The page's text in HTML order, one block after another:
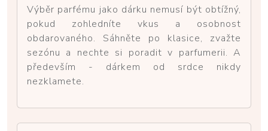
Výběr parfému jako dárku nemusí být obtížný,
pokud zohledníte vkus a osobnost
obdarovaného. Sáhněte po klasice, zvažte
sezónu a nechte si poradit v parfumerii. A
především - dárkem od srdce nikdy
nezklamete.